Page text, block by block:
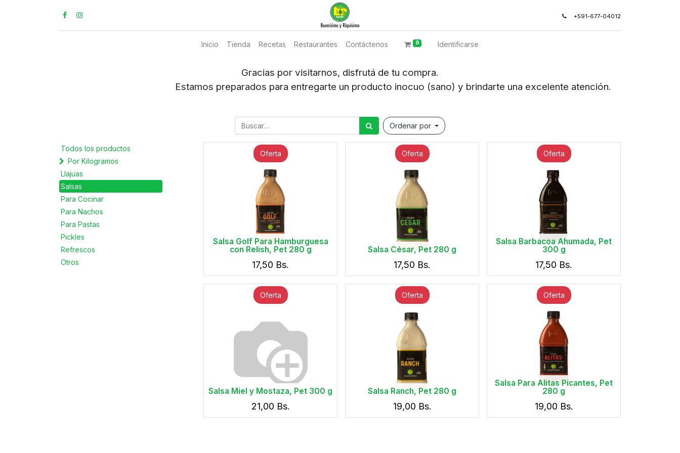
+591-677-04012
Inicio Tienda Recetas Restaurantes Contáctenos 0 Identificarse
Gracias por visitarnos, disfrutá de tu compra.
Estamos preparados para entregarte un producto inocuo (sano) y brindarte una excelente atención.
Ordenar por
Todos los productos
Por Kilogramos
Llajuas
Salsas
Para Cocinar
Para Nachos
Para Pastas
Pickles
Refrescos
Otros
Oferta
Salsa Golf Para Hamburguesa
con Relish, Pet 280 g
17,50 Bs.
Oferta
Salsa César, Pet 280 g
17,50 Bs.
Oferta
Salsa Barbacoa Ahumada, Pet
300 g
17,50 Bs.
Oferta
Salsa Miel y Mostaza, Pet 300 g
21,00 Bs.
Oferta
Salsa Ranch, Pet 280 g
19,00 Bs.
Oferta
Salsa Para Alitas Picantes, Pet
280 g
19,00 Bs.